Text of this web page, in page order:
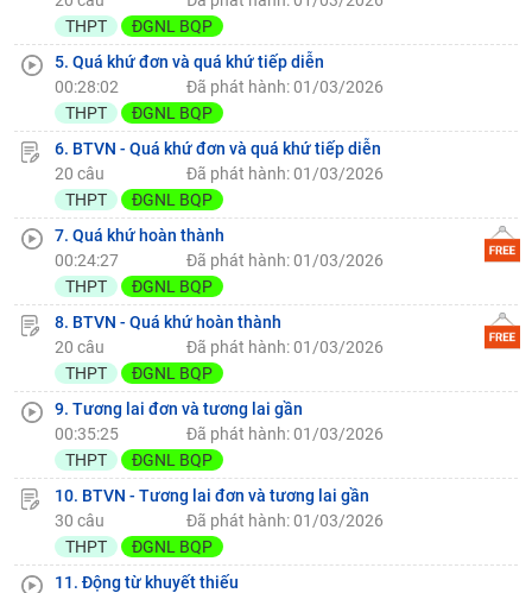
THPT
ĐGNL BQP
5. Quá khứ đơn và quá khứ tiếp diễn
00:28:02
Đã phát hành: 01/03/2026
THPT
ĐGNL BQP
6. BTVN - Quá khứ đơn và quá khứ tiếp diễn
20 câu
Đã phát hành: 01/03/2026
THPT
ĐGNL BQP
7. Quá khứ hoàn thành
00:24:27
Đã phát hành: 01/03/2026
THPT
ĐGNL BQP
8. BTVN - Quá khứ hoàn thành
20 câu
Đã phát hành: 01/03/2026
THPT
ĐGNL BQP
9. Tương lai đơn và tương lai gần
00:35:25
Đã phát hành: 01/03/2026
THPT
ĐGNL BQP
10. BTVN - Tương lai đơn và tương lai gần
30 câu
Đã phát hành: 01/03/2026
THPT
ĐGNL BQP
11. Động từ khuyết thiếu